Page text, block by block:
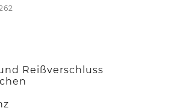
Reißverschluss